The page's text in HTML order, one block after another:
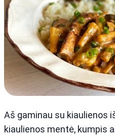
Aš gaminau su kiaulienos
kiaulienos mentė, kumpis